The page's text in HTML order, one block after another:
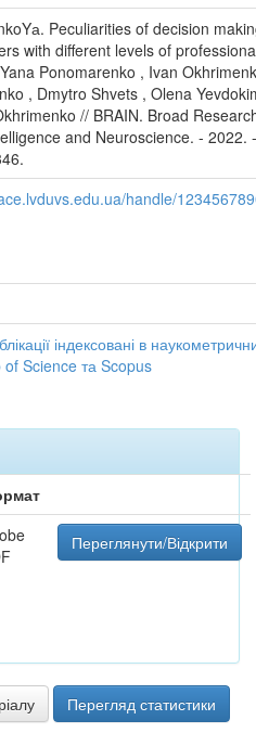
Peculiarities of decision
with different levels of
Ponomarenko , Ivan
, Dmytro Shvets , Olena
// BRAIN. Broad
and Neuroscience. -
handle/
індексовані в
of Science та Scopus
Переглянути/Відкрити
Перегляд статистики